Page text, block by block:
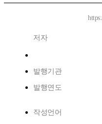
저자
발행기관
발행연도
작성언어